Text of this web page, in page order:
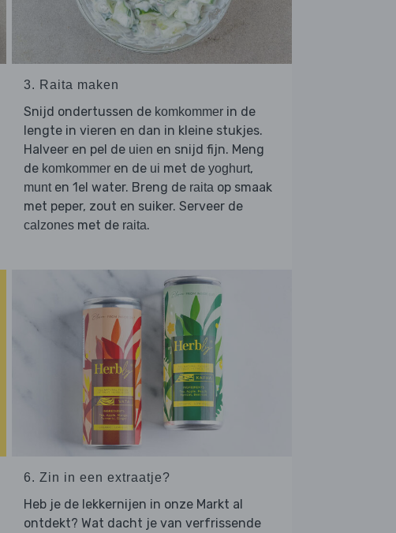
3. Raita maken
Snijd ondertussen de komkommer in de
lengte in vieren en dan in kleine stukjes.
Halveer en pel de uien en snijd fijn. Meng
de komkommer en de ui met de yoghurt,
munten 1el water. Breng de raita op smaak
met peper, zout en suiker. Serveer de
calzones met de raita.
6. Zin in een extraatje?
Heb je de lekkernijen in onze Markt al
ontdekt? Wat dacht je van verfrissende